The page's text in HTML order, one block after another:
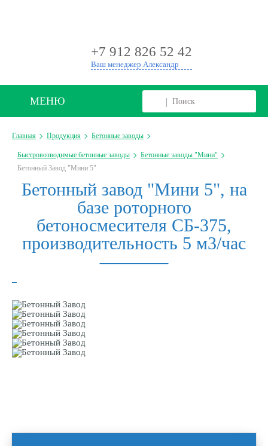
+7 912 826 52 42
Ваш менеджер Александр
МЕНЮ
Главная Продукция Бетонные заводы
Быстровозводимые бетонные заводы
Бетонные заводы "Мини"
Бетонный Завод "Мини 5"
Бетонный завод "Мини 5", на
базе роторного
бетоносмесителя СБ-375,
производительность 5 м3/час